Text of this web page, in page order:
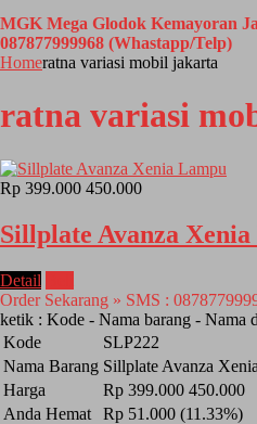
MGK Mega Glodok Kemayoran
087877999968 (Whastapp/Telp)
Homeratna variasi mobil jakarta
ratna variasi
Rp 399.000 450.000
Sillplate Avanza
Detail
Order Sekarang » SMS :
ketik : Kode - Nama barang - Nama
Kode
SLP222
Nama Barang Sillplate Avanza
Harga
Rp 399.000 450.000
Anda Hemat
Rp 51.000 (11.33%)